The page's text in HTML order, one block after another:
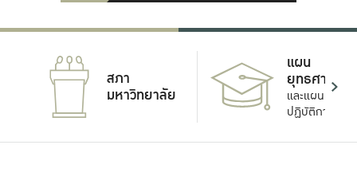
สภา
มหาวิทยาลัย
แผน
ยุทธศาสตร์
และแผน
ปฏิบัติการ